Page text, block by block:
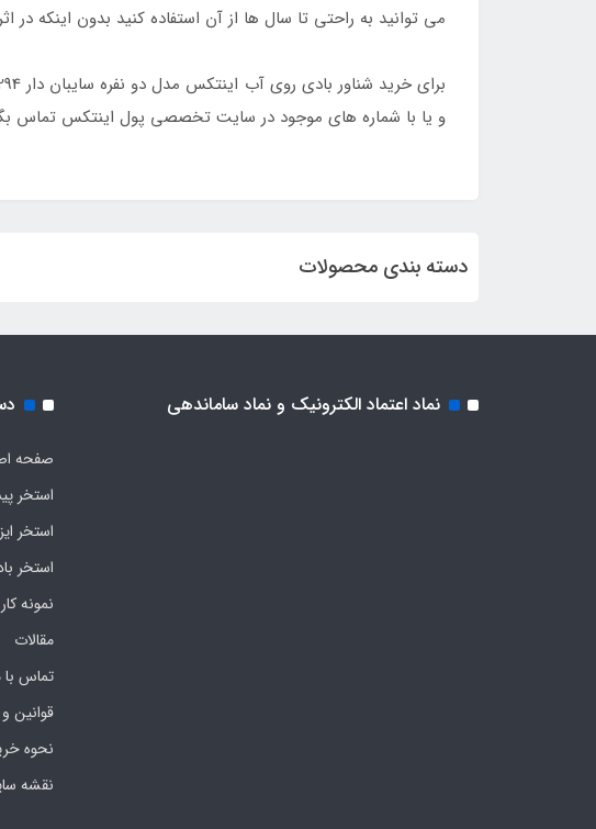
می توانید به راحتی تا سال ها از آن استفاده کنید بدون اینکه در
برای خرید شناور بادی روی آب اینتکس مدل دو نفره سایبان دار 56294 با ارزان ترین قیمت و بالاترین درجه کیفی پس از مراجعه به سایت
و یا با شماره های موجود در سایت تخصصی پول اینتکس تماس
دسته بندی محصولات
نماد اعتماد الکترونیک و نماد ساماندهی
صفحه
استخر
استخر
استخر
نمونه
مقالات
تماس با
قوانین
نحوه
نقشه